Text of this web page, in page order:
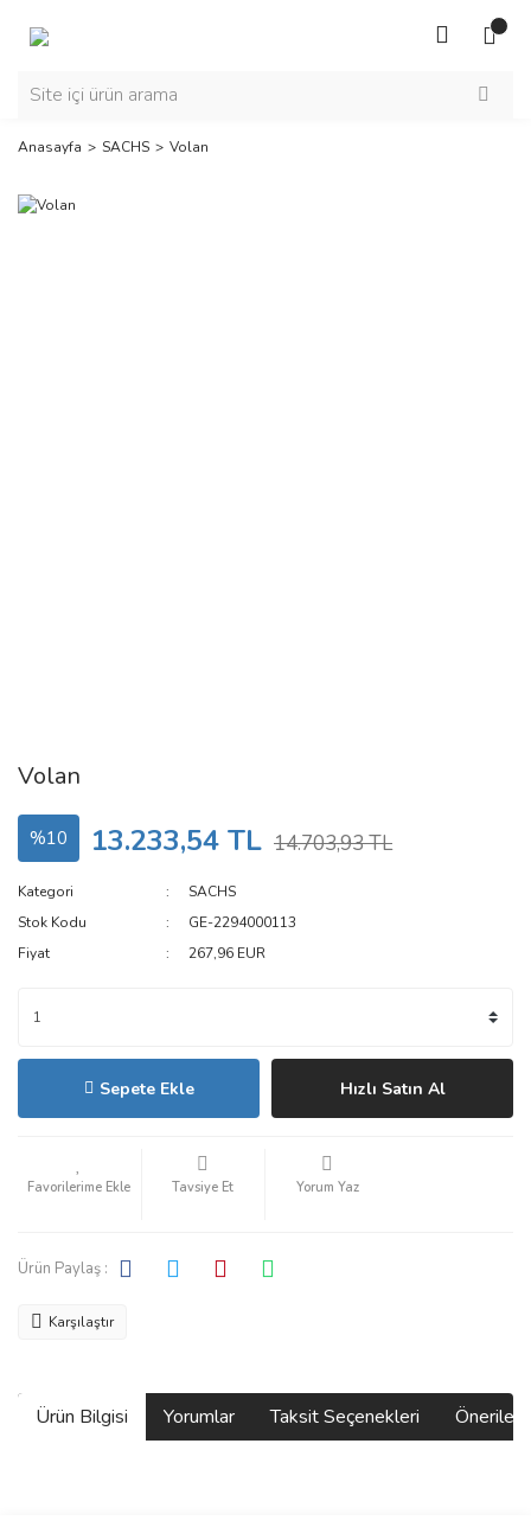
Anasayfa SACHS Volan
Volan
%10 13.233,54 TL 14.703,93 TL
Kategori
SACHS
Stok Kodu
GE-2294000113
Fiyat
267,96 EUR
Sepete Ekle Hızlı Satın Al
Tavsiye Et Yorum Yaz
Ürün Paylaş :
Karşılaştır
Ürün Bilgisi Yorumlar Taksit Seçenekleri